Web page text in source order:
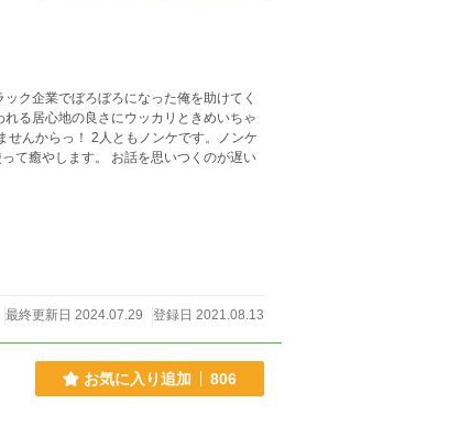
ク企業でぼろぼろになった俺を助けてく
る居心地の良さにウッカリときめいちゃ
ケです。ノンケ
を思いつくのが遅い
最終更新日 2024.07.29 登録日 2021.08.13
お気に入り追加 806